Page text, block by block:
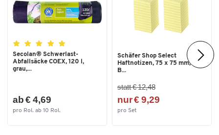
Tiefe Arbeitsplatte [mm]
Tiefe [mm]
Maße
Breite [mm] 1200
Secolan® Schwerlast-
Abfallsäcke COEX, 120 l,
grau,...
ab € 4,69
pro Rol. ab 10 Rol.
Schäfer Shop Select
Haftnotizen, 75 x 75 mm, 100
B...
statt € 12,48
nur € 9,29
pro Set